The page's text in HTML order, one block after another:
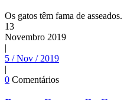
Os gatos têm fama de
13
Novembro 2019
|
5 / Nov / 2019
|
0 Comentários